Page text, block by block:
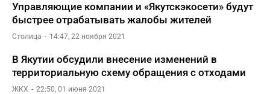
Управляющие компании и «Якутскэкосети» будут
быстрее отрабатывать жалобы жителей
Столица 14:47, 22 ноября 2021
В Якутии обсудили внесение изменений в
территориальную схему обращения с отходами
ЖКХ 22:50, 01 июня 2021